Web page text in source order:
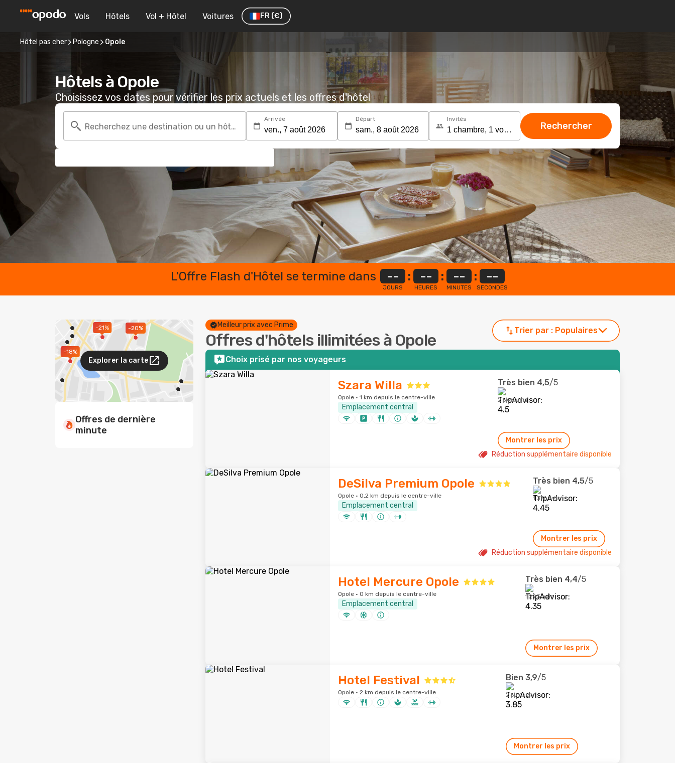
Vols Hôtels Vol + Hôtel Voitures FR (€)
Hôtel pas cher Pologne Opole
Hôtels à Opole
Choisissez vos dates pour vérifier les prix actuels et les offres d'hôtel
Recherchez une destination ou un hôtel
Arrivée Départ Invités
Rechercher
L'Offre Flash d'Hôtel se termine dans --
JOURS
: --
HEURES
: --
MINUTES
: --
SECONDES
-20%
-21%
-18%
Explorer la carte
Offres de dernière
minute
Meilleur prix avec Prime
Offres d'hôtels illimitées à Opole
Trier par : Populaires
Choix prisé par nos voyageurs
Szara Willa
Opole · 1 km depuis le centre-ville
Emplacement central
Très bien 4,5/5
2 548 avis
Montrer les prix
Réduction supplémentaire disponible
DeSilva Premium Opole
Opole · 0,2 km depuis le centre-ville
Emplacement central
Très bien 4,5/5
1 376 avis
Montrer les prix
Réduction supplémentaire disponible
Hotel Mercure Opole
Opole · 0 km depuis le centre-ville
Emplacement central
Très bien 4,4/5
1 293 avis
Montrer les prix
Hotel Festival
Opole · 2 km depuis le centre-ville
Bien 3,9/5
2 697 avis
Montrer les prix